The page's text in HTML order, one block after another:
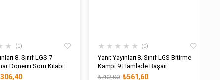
★ 0
8. Sınıf LGS 7
Dönemi Soru Kitabı
★ ★ ★ ★ ★ 0
Yanıt Yayınları 8. Sınıf LGS Bitirme
Kampı 9 Hamlede Başarı
₺561,60
₺702,00